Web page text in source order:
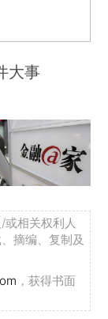
大事
相关权利人
摘编、复制及
，获得书面